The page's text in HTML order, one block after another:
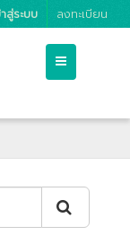
สู่ระบบ ลงทะเบียน